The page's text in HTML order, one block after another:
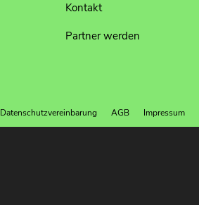
Kontakt
Partner werden
Datenschutzvereinbarung AGB Impressum